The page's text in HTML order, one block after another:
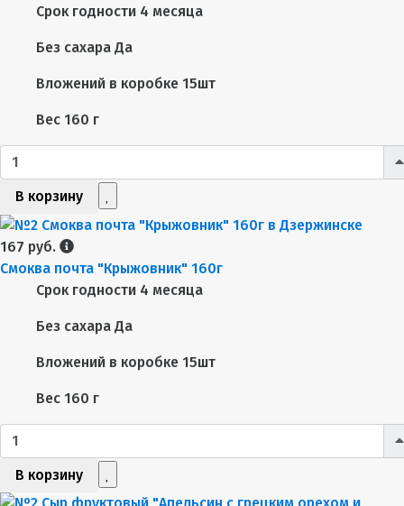
Срок годности 4 месяца
Без сахара Да
Вложений в коробке 15шт
Вес 160 г
В корзину
167 руб.
Смоква почта "Крыжовник" 160г
Срок годности 4 месяца
Без сахара Да
Вложений в коробке 15шт
Вес 160 г
В корзину